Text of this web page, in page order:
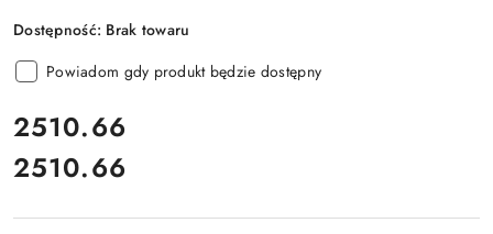
Dostępność: Brak towaru
Powiadom gdy produkt będzie dostępny
cena:
2510.66
Cena:
2510.66